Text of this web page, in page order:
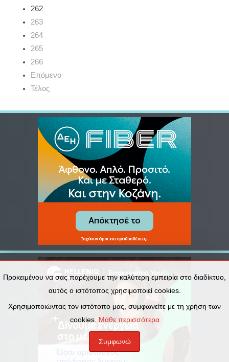
262
263
264
265
266
Επόμενο
Τέλος
Προκειμένου να σας παρέχουμε την καλύτερη εμπειρία στο διαδίκτυο,
αυτός ο ιστότοπος χρησιμοποιεί cookies.
Χρησιμοποιώντας τον ιστότοπο μας, συμφωνείτε με τη χρήση των
cookies. Μάθε περισσότερα
Συμφωνώ